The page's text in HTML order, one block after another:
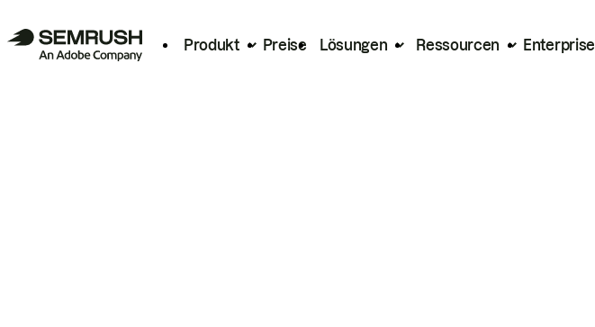
Produkt Preise Lösungen Ressourcen Enterprise